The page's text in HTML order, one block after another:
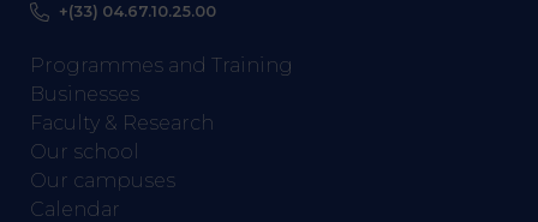
+(33) 04.67.10.25.00
Programmes and Training
Businesses
Faculty & Research
Our school
Our campuses
Calendar